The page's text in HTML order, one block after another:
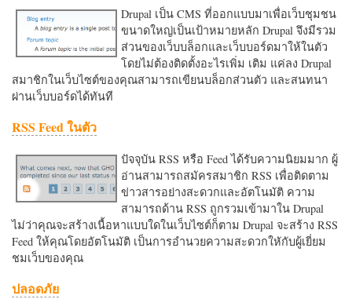
Drupal เป็น CMS ที่ออกแบบมาเพื่อเว็บชุมชน
ขนาดใหญ่เป็นเป้าหมายหลัก Drupal จึงมีรวม
ส่วนของเว็บบล็อกและเว็บบอร์ดมาให้ในตัว
โดยไม่ต้องติดตั้งอะไรเพิ่ม เติม แค่ลง Drupal
สมาชิกในเว็บไซต์ของคุณสามารถเขียนบล็อกส่วนตัว และสนทนา
ผ่านเว็บบอร์ดได้ทันที
RSS Feed ในตัว
ปัจจุบัน RSS หรือ Feed ได้รับความนิยมมาก ผู้
อ่านสามารถสมัครสมาชิก RSS เพื่อติดตาม
ข่าวสารอย่างสะดวกและอัตโนมัติ ความ
สามารถด้าน RSS ถูกรวมเข้ามาใน Drupal
ไม่ว่าคุณจะสร้างเนื้อหาแบบใดในเว็บไซต์ก็ตาม Drupal จะสร้าง RSS
Feed ให้คุณโดยอัตโนมัติ เป็นการอำนวยความสะดวกใหักับผู้เยี่ยม
ชมเว็บของคุณ
ปลอดภัย